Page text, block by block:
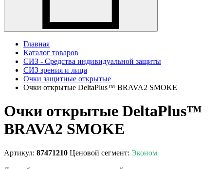
Главная
Каталог товаров
СИЗ - Средства индивидуальной защиты
СИЗ зрения и лица
Очки защитные открытые
Очки открытые DeltaPlus™ BRAVA2 SMOKE
Очки открытые DeltaPlus™
BRAVA2 SMOKE
Артикул: 87471210 Ценовой сегмент: Эконом